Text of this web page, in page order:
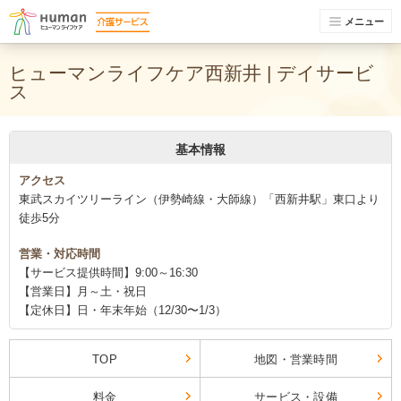
メニュー
ヒューマンライフケア西新井 | デイサービ
ス
基本情報
アクセス
東武スカイツリーライン（伊勢崎線・大師線）「西新井駅」東口より
徒歩5分
営業・対応時間
【サービス提供時間】9:00～16:30
【営業日】月～土・祝日
【定休日】日・年末年始（12/30〜1/3）
TOP 地図・営業時間
料金 サービス・設備